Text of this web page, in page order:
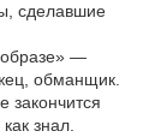
сделавшие
образе» —
обманщик.
знал.